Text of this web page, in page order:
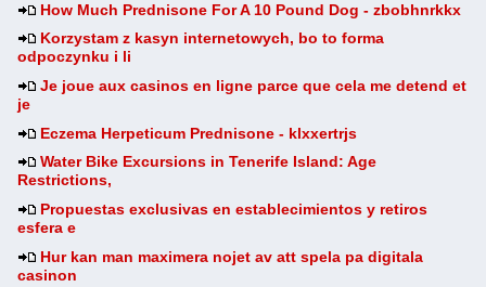
How Much Prednisone For A 10 Pound Dog - zbobhnrkkx
Korzystam z kasyn internetowych, bo to forma
odpoczynku i li
Je joue aux casinos en ligne parce que cela me detend et
je
Eczema Herpeticum Prednisone - klxxertrjs
Water Bike Excursions in Tenerife Island: Age
Restrictions,
Propuestas exclusivas en establecimientos y retiros
esfera e
Hur kan man maximera nojet av att spela pa digitala
casinon